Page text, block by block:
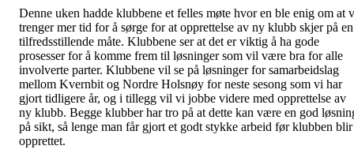
Denne uken hadde klubbene et felles møte hvor en ble enig om at
trenger mer tid for å sørge for at opprettelse av ny klubb skjer på en
tilfredsstillende måte. Klubbene ser at det er viktig å ha gode
prosesser for å komme frem til løsninger som vil være bra for alle
involverte parter. Klubbene vil se på løsninger for samarbeidslag
mellom Kvernbit og Nordre Holsnøy for neste sesong som vi har
gjort tidligere år, og i tillegg vil vi jobbe videre med opprettelse av
ny klubb. Begge klubber har tro på at dette kan være en god
på sikt, så lenge man får gjort et godt stykke arbeid før klubben blir
opprettet.